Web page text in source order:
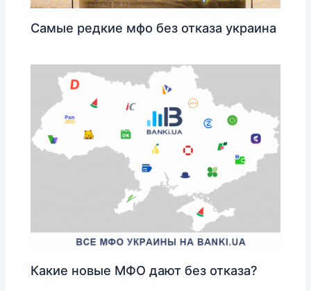
Самые редкие мфо без отказа украина
Какие новые МФО дают без отказа?